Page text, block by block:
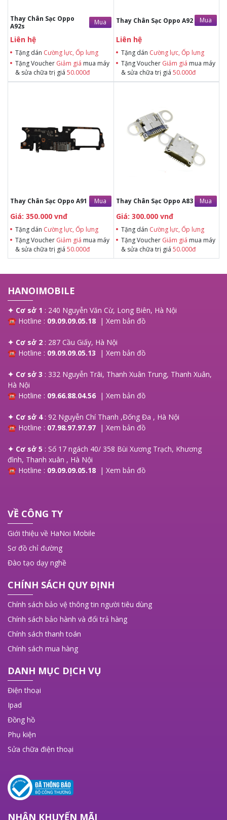
Thay Chân Sạc Oppo
A92s
Mua
Liên hệ
Tặng dán Cường lực, Ốp lưng
Tặng Voucher Giảm giá mua máy
& sửa chữa trị giá 50.000đ
Thay Chân Sạc Oppo A92 Mua
Liên hệ
Tặng dán Cường lực, Ốp lưng
Tặng Voucher Giảm giá mua máy
& sửa chữa trị giá 50.000đ
Thay Chân Sạc Oppo A91 Mua
Giá: 350.000 vnđ
Tặng dán Cường lực, Ốp lưng
Tặng Voucher Giảm giá mua máy
& sửa chữa trị giá 50.000đ
Tặng Voucher Giảm giá mua máy
& sửa chữa trị giá 50.000đTặng dán
Cường lực, Ốp lưng khi mua BHV
Tặng Voucher Giảm giá mua máy
Thay Chân Sạc Oppo A83 Mua
Giá: 300.000 vnđ
Tặng dán Cường lực, Ốp lưng
Tặng Voucher Giảm giá mua máy
& sửa chữa trị giá 50.000đ
Tặng dán Cường lực, Ốp lưng khi
mua BHV
Tặng Voucher Giảm giá mua máy
& sửa chữa trị giá 50.000đTặng dán
Cường lực, Ốp lưng khi mua BHV
Tặng Voucher Giảm giá mua máy
& sửa chữa trị giá 50.000đ
HANOIMOBILE
✦ Cơ sở 1 : 240 Nguyễn Văn Cừ, Long Biên, Hà Nội
☎ Hotline : 09.09.09.05.18 | Xem bản đồ
✦ Cơ sở 2 : 287 Cầu Giấy, Hà Nội
☎ Hotline : 09.09.09.05.13 | Xem bản đồ
✦ Cơ sở 3 : 332 Nguyễn Trãi, Thanh Xuân Trung, Thanh Xuân,
Hà Nội
☎ Hotline : 09.66.88.04.56 | Xem bản đồ
✦ Cơ sở 4: 92 Nguyễn Chí Thanh ,Đống Đa , Hà Nội
☎ Hotline : 07.98.97.97.97 | Xem bản đồ
✦ Cơ sở 5 : Số 17 ngách 40/ 358 Bùi Xương Trạch, Khương
đình, Thanh xuân , Hà Nội
☎ Hotline : 09.09.09.05.18 | Xem bản đồ
VỀ CÔNG TY
Giới thiệu về HaNoi Mobile
Sơ đồ chỉ đường
Đào tạo dạy nghề
CHÍNH SÁCH QUY ĐỊNH
Chính sách bảo vệ thông tin người tiêu dùng
Chính sách bảo hành và đổi trả hàng
Chính sách thanh toán
Chính sách mua hàng
DANH MỤC DỊCH VỤ
Điện thoại
Ipad
Đồng hồ
Phụ kiện
Sửa chữa điện thoại
NHẬN KHUYẾN MÃI